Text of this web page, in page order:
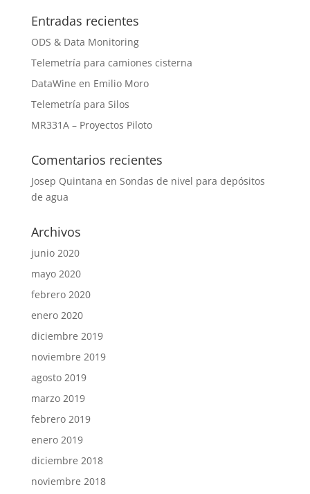
Entradas recientes
ODS & Data Monitoring
Telemetría para camiones cisterna
DataWine en Emilio Moro
Telemetría para Silos
MR331A – Proyectos Piloto
Comentarios recientes
Josep Quintana en Sondas de nivel para depósitos
de agua
Archivos
junio 2020
mayo 2020
febrero 2020
enero 2020
diciembre 2019
noviembre 2019
agosto 2019
marzo 2019
febrero 2019
enero 2019
diciembre 2018
noviembre 2018